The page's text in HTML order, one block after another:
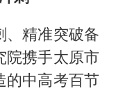
、精准突破备
院携手太原市
的中高考百节